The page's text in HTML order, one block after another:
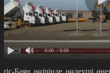
0:00 / 0:00
Баян өңірінде өңдеуші